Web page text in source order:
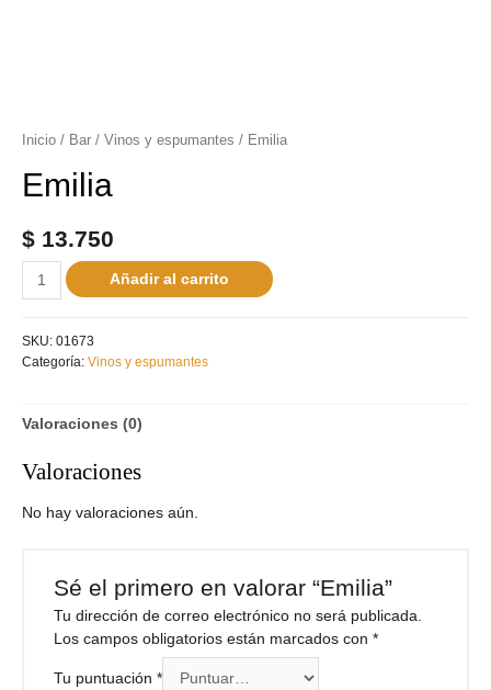
Inicio / Bar / Vinos y espumantes / Emilia
Emilia
$ 13.750
Añadir al carrito
SKU: 01673
Categoría: Vinos y espumantes
Valoraciones (0)
Valoraciones
No hay valoraciones aún.
Sé el primero en valorar “Emilia”
Tu dirección de correo electrónico no será publicada.
Los campos obligatorios están marcados con*
Tu puntuación*